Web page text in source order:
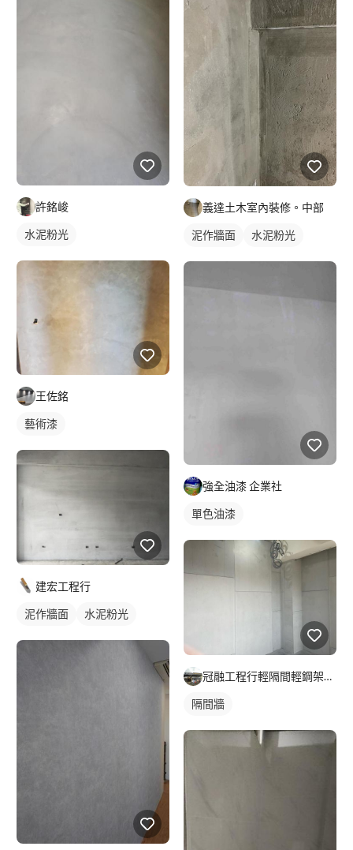
許銘峻
水泥粉光
王佐銘
藝術漆
建宏工程行
泥作牆面 水泥粉光
義達土木室內裝修。中部
泥作牆面 水泥粉光
強全油漆 企業社
單色油漆
冠融工程行輕隔間輕鋼架暗架造型天花
隔間牆